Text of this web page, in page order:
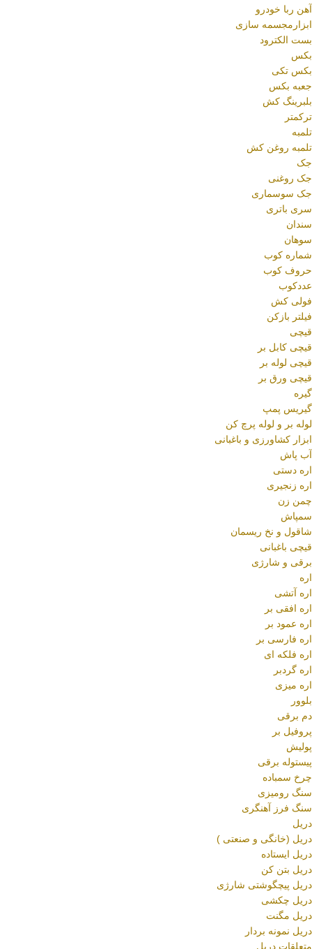
آهن ربا خودرو
ابزارمجسمه سازی
بست الکترود
بکس
بکس تکی
جعبه بکس
بلبرینگ کش
ترکمتر
تلمبه
تلمبه روغن کش
جک
جک روغنی
جک سوسماری
سری باتری
سندان
سوهان
شماره کوب
حروف کوب
عددکوب
فولی کش
فیلتر بازکن
قیچی
قیچی کابل بر
قیچی لوله بر
قیچی ورق بر
گیره
گیریس پمپ
لوله بر و لوله پرچ کن
ابزار کشاورزی و باغبانی
آب پاش
اره دستی
اره زنجیری
چمن زن
سمپاش
شاقول و نخ ریسمان
قیچی باغبانی
برقی و شارژی
اره
اره آتشی
اره افقی بر
اره عمود بر
اره فارسی بر
اره فلکه ای
اره گردبر
اره میزی
بلوور
دم برقی
پروفیل بر
پولیش
پیستوله برقی
چرخ سمباده
سنگ رومیزی
سنگ فرز آهنگری
دریل
دریل (خانگی و صنعتی )
دریل ایستاده
دریل بتن کن
دریل پیچگوشتی شارژی
دریل چکشی
دریل مگنت
دریل نمونه بردار
متعلقات دریل